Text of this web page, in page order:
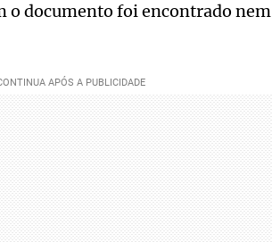
o documento foi encontrado